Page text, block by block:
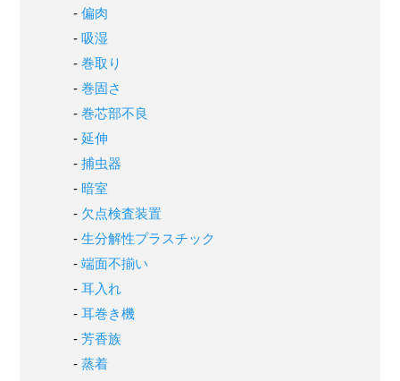
偏肉
吸湿
巻取り
巻固さ
巻芯部不良
延伸
捕虫器
暗室
欠点検査装置
生分解性プラスチック
端面不揃い
耳入れ
耳巻き機
芳香族
蒸着